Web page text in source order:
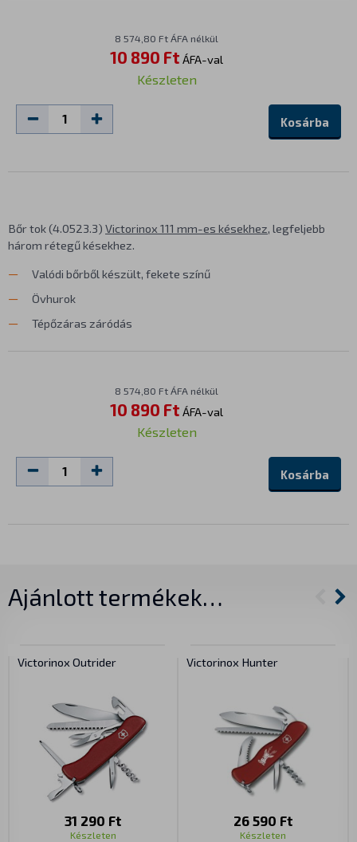
8 574,80 Ft ÁFA nélkül
10 890 Ft ÁFA-val
Készleten
Kosárba
Bőr tok (4.0523.3) Victorinox 111 mm-es késekhez, legfeljebb
három rétegű késekhez.
Valódi bőrből készült, fekete színű
Övhurok
Tépőzáras záródás
8 574,80 Ft ÁFA nélkül
10 890 Ft ÁFA-val
Készleten
Kosárba
Ajánlott termékek…
Victorinox Outrider
31 290 Ft
Készleten
Victorinox Hunter
26 590 Ft
Készleten